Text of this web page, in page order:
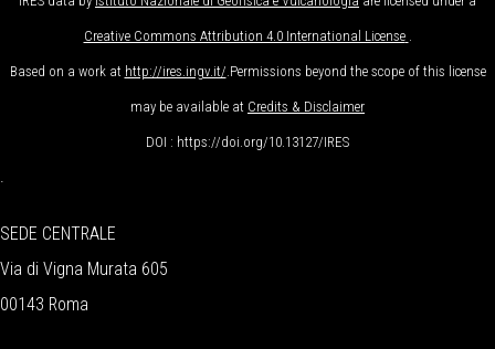
Creative Commons Attribution 4.0 International License .
Based on a work at http://ires.ingv.it/.Permissions beyond the scope of this license
may be available at Credits & Disclaimer
DOI : https://doi.org/10.13127/IRES
.
SEDE CENTRALE
Via di Vigna Murata 605
00143 Roma